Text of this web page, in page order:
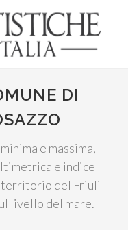
DI
e massima,
e indice
territorio del Friuli
livello del mare.